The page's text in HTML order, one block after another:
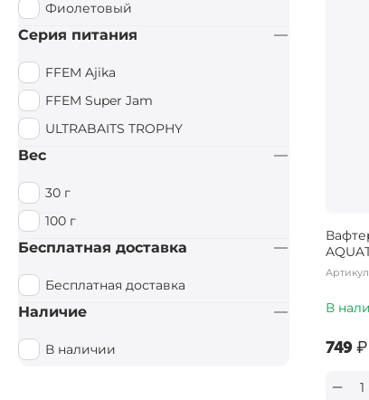
В
‍749‍₽
−
Сладкий
Слива
Цитрус
Чеснок
Шелковица
Фиолетовый
Серия питания
FFEM Ajika
FFEM Super Jam
ULTRABAITS TROPHY
Вес
30 г
100 г
Бесплатная доставка
Бесплатная доставка
Наличие
В наличии